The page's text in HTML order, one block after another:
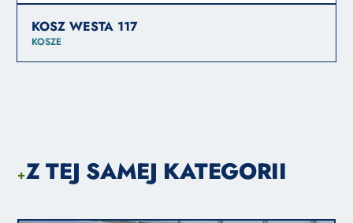
KOSZ WESTA 117
KOSZE
+Z TEJ SAMEJ KATEGORII